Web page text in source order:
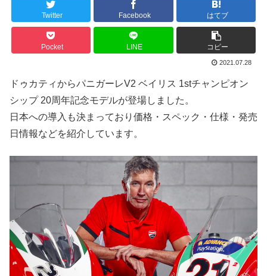
Twitter Facebook はてブ
Pocket LINE コピー
2021.07.28
ドゥカティからパニガーレV2 ベイリス 1stチャンピオン
シップ 20周年記念モデルが登場しました。
日本への導入も決まっており価格・スペック・仕様・発売
日情報などを紹介しています。